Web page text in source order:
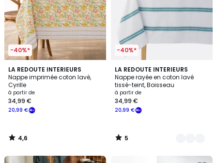
-40%*
LA REDOUTE INTERIEURS
Nappe imprimée coton lavé,
Cyrille
à partir de
20,99 €
34,99 €
4,6
/ 5
4,6
/
-40%*
LA REDOUTE INTERIEURS
Nappe rayée en coton lavé
tissé-teint, Boisseau
à partir de
20,99 €
34,99 €
5
/
5
2
Couleurs
5
/